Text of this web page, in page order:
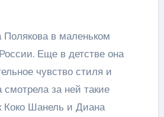
Полякова в маленьком
Еще в детстве она
чувство стиля и
смотрела за ней такие
Коко Шанель и Диана